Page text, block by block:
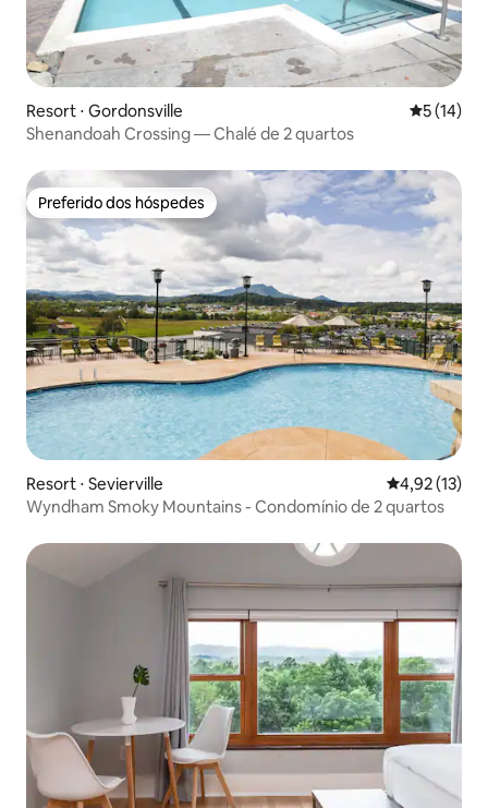
Resort ⋅ Gordonsville 5 de uma
5 (14)
Shenandoah Crossing — Chalé de 2 quartos
Preferido dos hóspedes
Preferido dos hóspedes
Resort ⋅ Sevierville 4,92 de uma
4,92 (13)
Wyndham Smoky Mountains - Condomínio de 2 quartos